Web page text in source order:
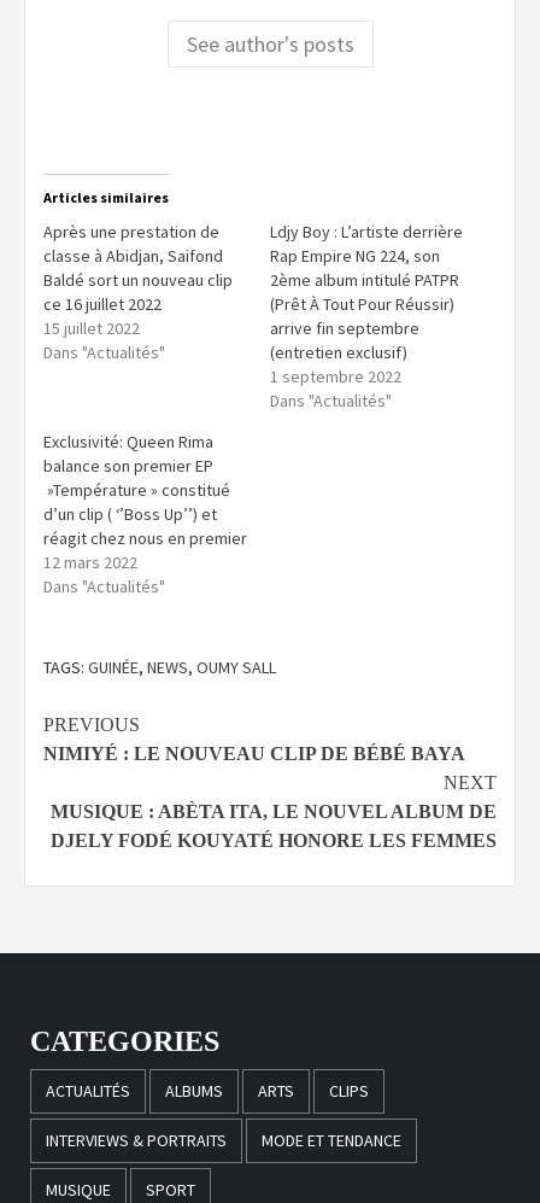
See author's posts
Articles similaires
Après une prestation de
classe à Abidjan, Saifond
Baldé sort un nouveau clip
ce 16 juillet 2022
15 juillet 2022
Dans "Actualités"
Ldjy Boy : L’artiste derrière
Rap Empire NG 224, son
2ème album intitulé PATPR
(Prêt À Tout Pour Réussir)
arrive fin septembre
(entretien exclusif)
1 septembre 2022
Dans "Actualités"
Exclusivité: Queen Rima
balance son premier EP
»Température » constitué
d’un clip ( ‘’Boss Up’’) et
réagit chez nous en premier
12 mars 2022
Dans "Actualités"
TAGS: GUINÉE, NEWS, OUMY SALL
Continue
Reading
PREVIOUS
NIMIYÉ : LE NOUVEAU CLIP DE BÉBÉ BAYA
NEXT
MUSIQUE : ABÈTA ITA, LE NOUVEL ALBUM DE
DJELY FODÉ KOUYATÉ HONORE LES FEMMES
CATEGORIES
ACTUALITÉS ALBUMS ARTS CLIPS
INTERVIEWS & PORTRAITS MODE ET TENDANCE
MUSIQUE SPORT